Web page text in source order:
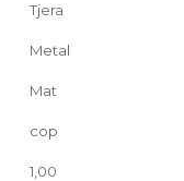
Tjera
Metal
Mat
cop
1,00